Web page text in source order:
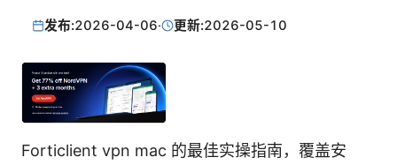
发布:2026-04-06· 更新:2026-05-10
Forticlient vpn mac 的最佳实操指南，覆盖安